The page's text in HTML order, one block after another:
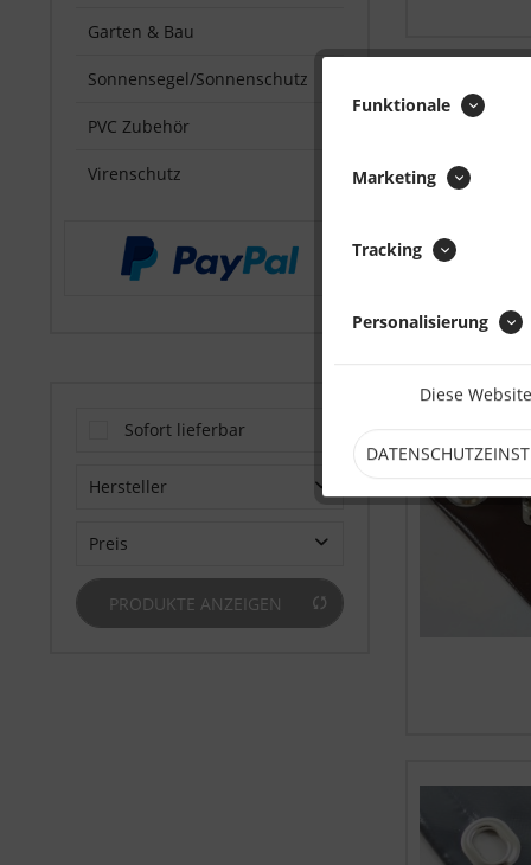
Garten & Bau
Sonnensegel/Sonnenschutz
PVC Zubehör
Virenschutz
Sofort lieferbar
Hersteller
H.E.L.P. Technische Planenkonfektions GmbH
Preis
PRODUKTE ANZEIGEN
Funktionale
Marketing
Tracking
Personalisierung
Diese